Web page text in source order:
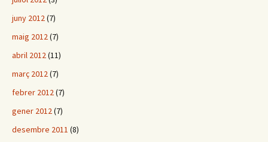
juny 2012(7)
maig 2012(7)
abril 2012(11)
març 2012(7)
febrer 2012(7)
gener 2012(7)
desembre 2011 (8)